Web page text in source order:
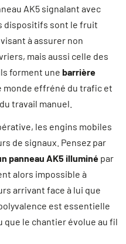
AK5 signalant avec
dispositifs sont le fruit
à assurer non
mais aussi celle des
forment une barrière
effréné du trafic et
travail manuel.
les engins mobiles
de signaux. Pensez par
panneau AK5 illuminé par
alors impossible à
arrivant face à lui que
est essentielle
le chantier évolue au fil